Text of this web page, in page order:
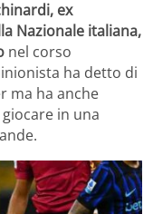
ex
Nazionale italiana,
nel corso
ha detto di
ma ha anche
in una